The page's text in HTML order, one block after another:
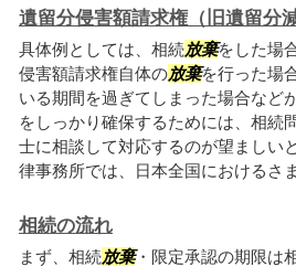
遺留分侵害額請求権（旧遺留分
具体例としては、相続放棄をした場
侵害額請求権自体の放棄を行った場
いる期間を過ぎてしまった場合など
をしっかり確保するためには、相続
士に相談して対応するのが望ましい
律事務所では、日本全国におけるさ
相続の流れ
まず、相続放棄・限定承認の期限は